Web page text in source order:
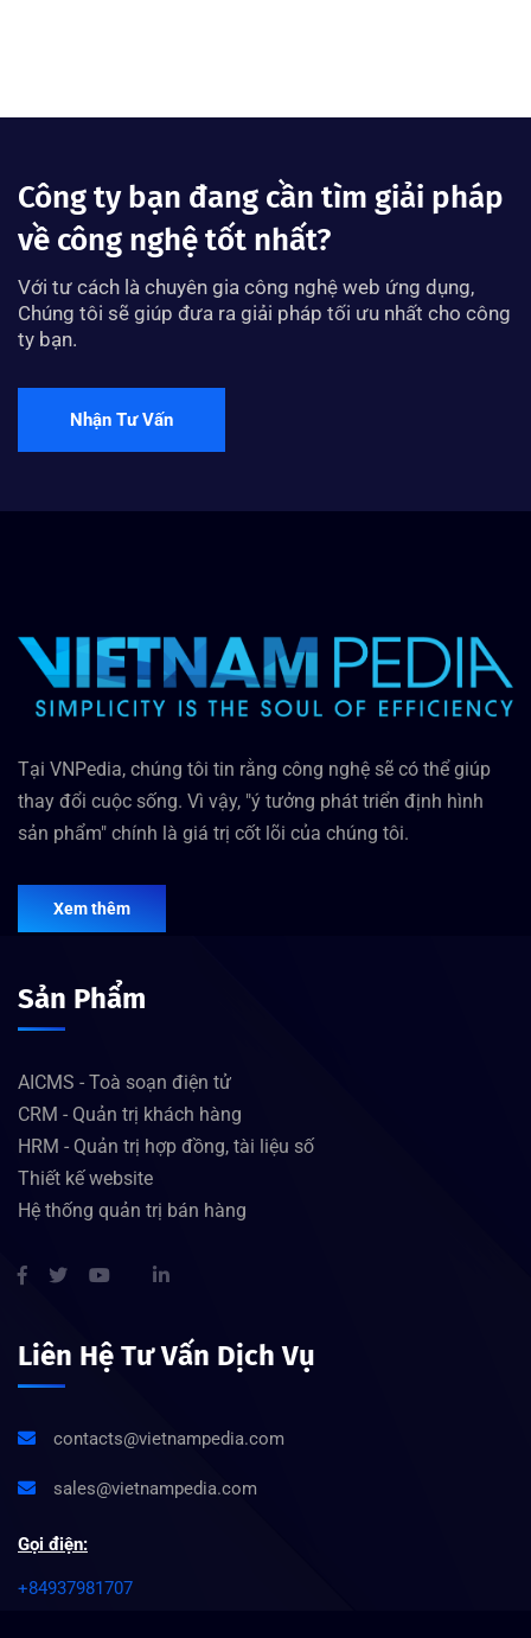
Công ty bạn đang cần tìm giải pháp
về công nghệ tốt nhất?
Với tư cách là chuyên gia công nghệ web ứng dụng,
Chúng tôi sẽ giúp đưa ra giải pháp tối ưu nhất cho công
ty bạn.
Nhận Tư Vấn
Tại VNPedia, chúng tôi tin rằng công nghệ sẽ có thể giúp
thay đổi cuộc sống. Vì vậy, "ý tưởng phát triển định hình
sản phẩm" chính là giá trị cốt lõi của chúng tôi.
Xem thêm
Sản Phẩm
AICMS - Toà soạn điện tử
CRM - Quản trị khách hàng
HRM - Quản trị hợp đồng, tài liệu số
Thiết kế website
Hệ thống quản trị bán hàng
Liên Hệ Tư Vấn Dịch Vụ
contacts@vietnampedia.com
sales@vietnampedia.com
Gọi điện:
+84937981707